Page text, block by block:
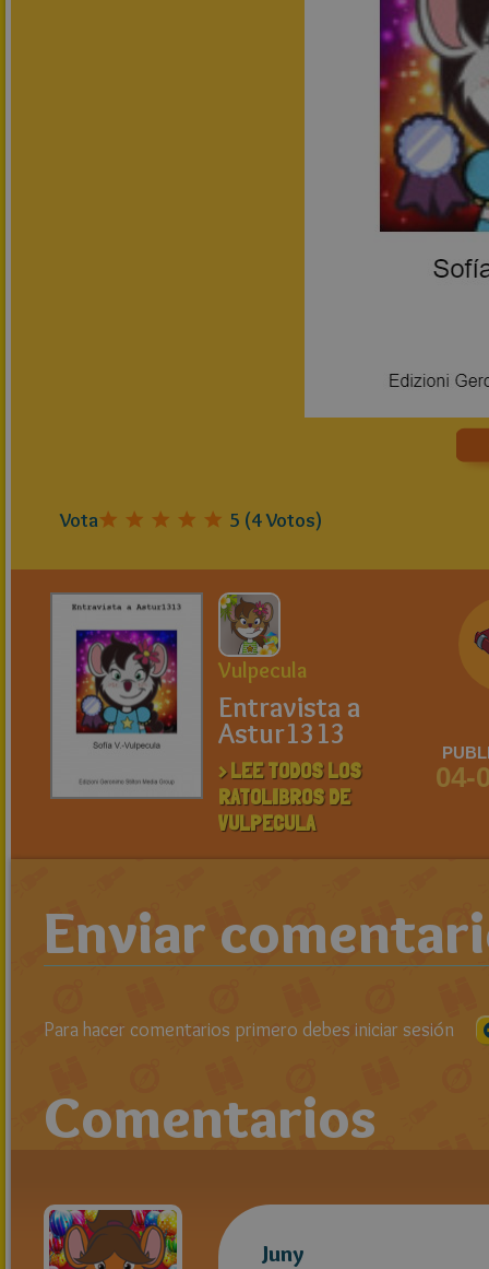
Vota 5 (4Votos)
Vulpecula
Entravista a
Astur1313
> LEE TODOS LOS
RATOLIBROS DE
VULPECULA
04-
Enviar
Para hacer comentarios primero debes iniciar sesión
Comentarios
Juny